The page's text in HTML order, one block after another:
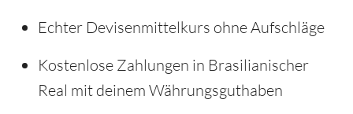
Echter Devisenmittelkurs ohne Aufschläge
Kostenlose Zahlungen in Brasilianischer
Real mit deinem Währungsguthaben